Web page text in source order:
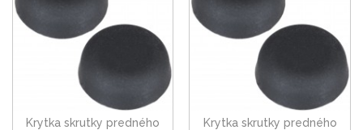
Krytka skrutky predného
Krytka skrutky predného